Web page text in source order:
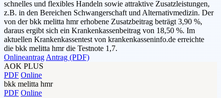
schnelles und flexibles Handeln sowie attraktive Zusatzleistungen,
z.B. in den Bereichen Schwangerschaft und Alternativmedizin. Der
von der bkk melitta hmr erhobene Zusatzbeitrag beträgt 3,90 %,
daraus ergibt sich ein Krankenkassenbeitrag von 18,50 %. Im
aktuellen Krankenkassentest von krankenkasseninfo.de erreichte
die bkk melitta hmr die Testnote 1,7.
Onlineantrag Antrag (PDF)
AOK PLUS
PDF Online
bkk melitta hmr
PDF Online